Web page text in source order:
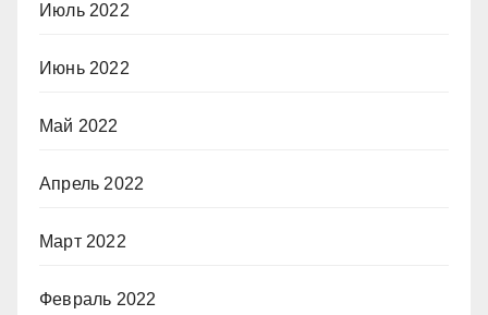
Июль 2022
Июнь 2022
Май 2022
Апрель 2022
Март 2022
Февраль 2022